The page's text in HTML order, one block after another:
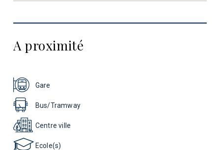
A proximité
Gare
Bus/Tramway
Centre ville
Ecole(s)